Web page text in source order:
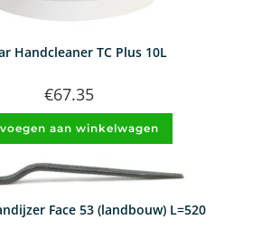
Handcleaner TC Plus 10L
€67.35
aan winkelwagen
Face 53 (landbouw) L=520